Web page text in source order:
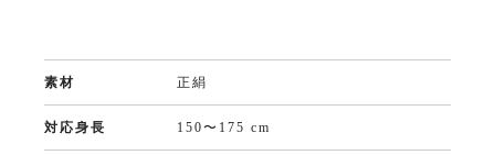
色留袖の商品一覧へ
大きいサイズ一覧へ
素材 正絹
対応身長 150〜175 cm